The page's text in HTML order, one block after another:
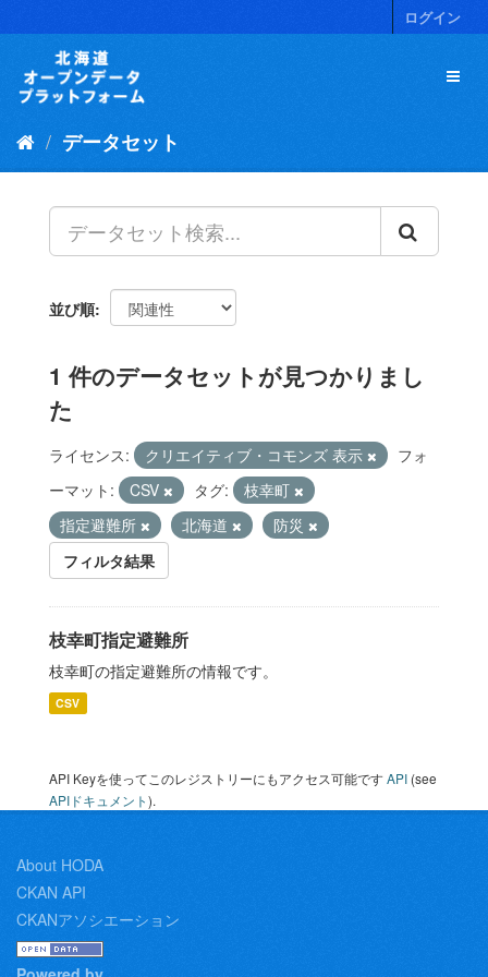
キ
ログイン
データセット
並び順
1 件のデータセットが見つかりまし
た
ライセンス: クリエイティブ・コモンズ 表示
フォ
ーマット:
CSV タグ:
枝幸町
指定避難所
北海道
防災
フィルタ結果
枝幸町指定避難所
枝幸町の指定避難所の情報です。
CSV
API Keyを使ってこのレジストリーにもアクセス可能ですAPI (see
APIドキュメント).
About HODA
CKAN API
CKANアソシエーション